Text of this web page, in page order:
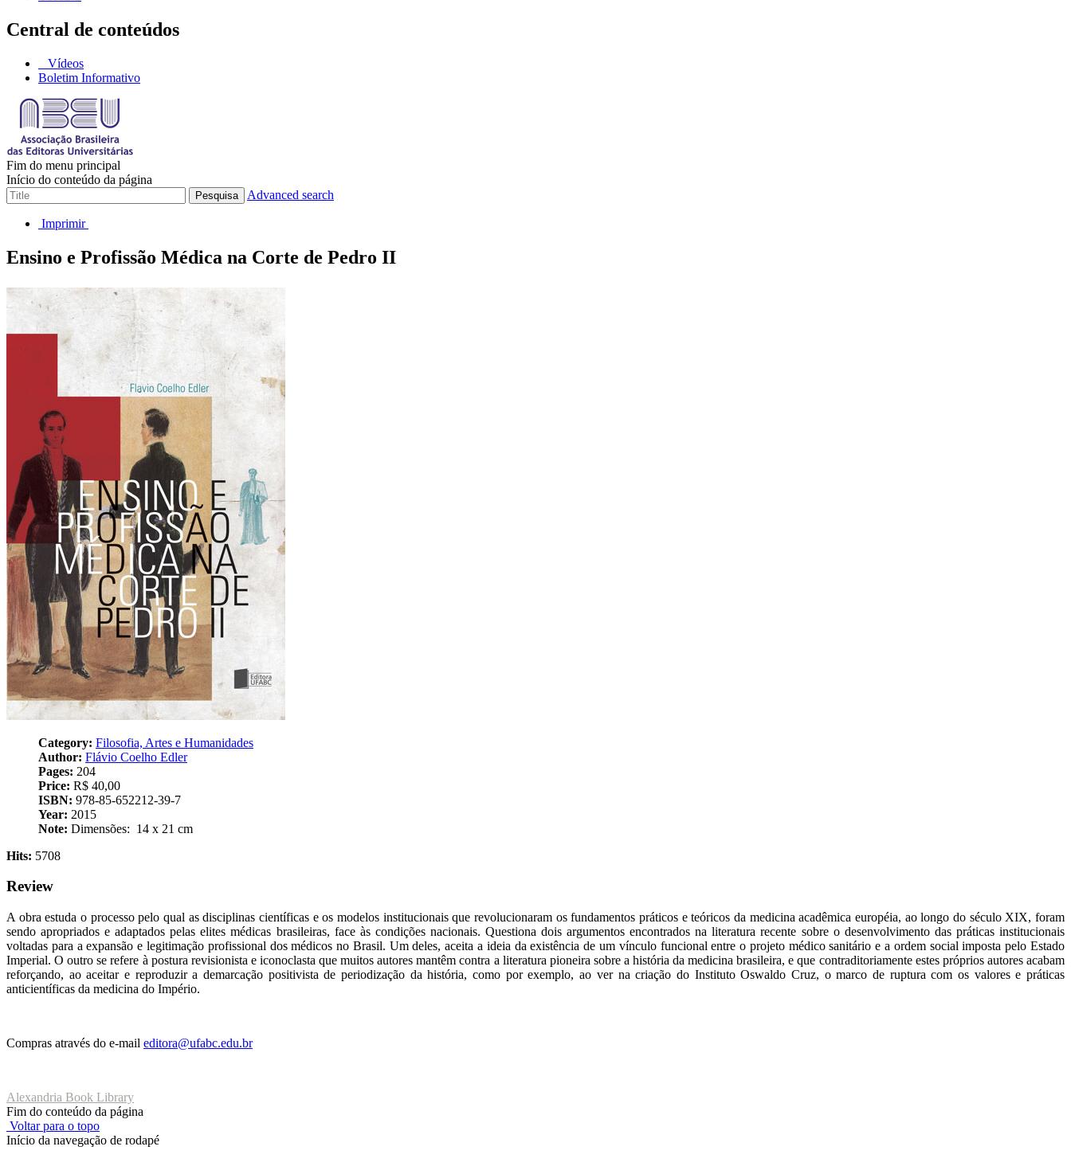
Central de conteúdos
Vídeos
Boletim Informativo
Fim do menu principal
Início do conteúdo da página
Pesquisa Advanced search
Imprimir
Ensino e Profissão Médica na Corte de Pedro II
Category: Filosofia, Artes e Humanidades
Author: Flávio Coelho Edler
Pages: 204
Price: R$ 40,00
ISBN: 978-85-652212-39-7
Year: 2015
Note: Dimensões: ‎ 14 x 21 cm
Hits: 5708
Review
A obra estuda o processo pelo qual as disciplinas científicas e os modelos institucionais que revolucionaram os fundamentos práticos e teóricos da medicina acadêmica européia, ao longo do século XIX, foram
sendo apropriados e adaptados pelas elites médicas brasileiras, face às condições nacionais. Questiona dois argumentos encontrados na literatura recente sobre o desenvolvimento das práticas institucionais
voltadas para a expansão e legitimação profissional dos médicos no Brasil. Um deles, aceita a ideia da existência de um vínculo funcional entre o projeto médico sanitário e a ordem social imposta pelo Estado
Imperial. O outro se refere à postura revisionista e iconoclasta que muitos autores mantêm contra a literatura pioneira sobre a história da medicina brasileira, e que contraditoriamente estes próprios autores acabam
reforçando, ao aceitar e reproduzir a demarcação positivista de periodização da história, como por exemplo, ao ver na criação do Instituto Oswaldo Cruz, o marco de ruptura com os valores e práticas
anticientíficas da medicina do Império.
Compras através do e-mail editora@ufabc.edu.br
Alexandria Book Library
Fim do conteúdo da página
Voltar para o topo
Início da navegação de rodapé